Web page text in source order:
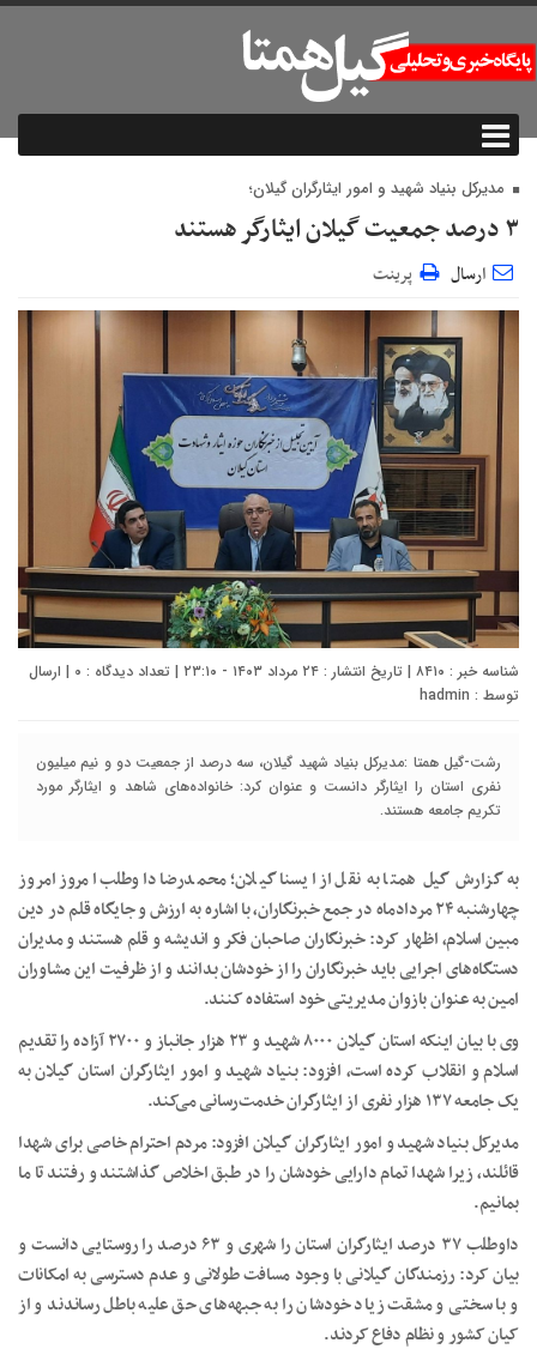
مدیرکل بنیاد شهید و امور ایثارگران گیلان؛
۳ درصد جمعیت گیلان ایثارگر هستند
ارسال پرینت
شناسه خبر : ۸۴۱۰ | تاریخ انتشار : ۲۴ مرداد ۱۴۰۳ - ۲۳:۱۰ | تعداد دیدگاه : ۰ | ارسال
توسط : hadmin
رشت-گیل همتا :مدیرکل بنیاد شهید گیلان، سه درصد از جمعیت دو و نیم میلیون
نفری استان را ایثارگر دانست و عنوان کرد: خانواده‌های شاهد و ایثارگر مورد
تکریم جامعه هستند.
به گزارش گیل همتا به نقل از ایسنا گیلان؛ محمدرضا داوطلب امروز امروز
چهارشنبه ۲۴ مردادماه در جمع خبرنگاران، با اشاره به ارزش و جایگاه قلم در دین
مبین اسلام، اظهار کرد: خبرنگاران صاحبان فکر و اندیشه و قلم هستند و مدیران
دستگاه‌های اجرایی باید خبرنگاران را از خودشان بدانند و از ظرفیت این مشاوران
امین به عنوان بازوان مدیریتی خود استفاده کنند.
وی با بیان اینکه استان گیلان ۸۰۰۰ شهید و ۲۳ هزار جانباز و ۲۷۰۰ آزاده را تقدیم
اسلام و انقلاب کرده است، افزود: بنیاد شهید و امور ایثارگران استان گیلان به
یک جامعه ۱۳۷ هزار نفری از ایثارگران خدمت‌رسانی می‌کند.
مدیرکل بنیاد شهید و امور ایثارگران گیلان افزود: مردم احترام خاصی برای شهدا
قائلند، زیرا شهدا تمام دارایی خودشان را در طبق اخلاص گذاشتند و رفتند تا ما
بمانیم.
داوطلب ۳۷ درصد ایثارگران استان را شهری و ۶۳ درصد را روستایی دانست و
بیان کرد: رزمندگان گیلانی با وجود مسافت طولانی و عدم دسترسی به امکانات
و با سختی و مشقت زیاد خودشان را به جبهه‌های حق علیه باطل رساندند و از
کیان کشور و نظام دفاع کردند.